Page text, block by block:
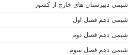
شیمی دبیرستان های خارج از کشور
شیمی دهم فصل اول
شیمی دهم فصل دوم
شیمی دهم فصل سوم